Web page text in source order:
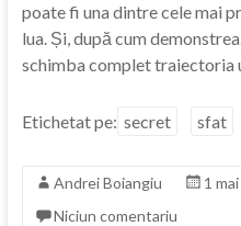
poate fi una dintre cele mai
lua. Și, după cum
schimba complet traiectoria
Etichetat pe: secret sfat
Andrei Boiangiu 1
Niciun comentariu